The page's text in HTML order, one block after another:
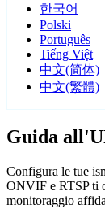
한국어
Polski
Português
Tiếng Việt
中文(简体)
中文(繁體)
Guida
Configura le tue
ONVIF e RTSP ti
monitoraggio